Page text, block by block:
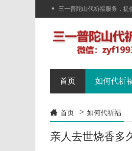
 三一普陀山代祈福服务，提
首页 如何代祈
 首页 > 如何代祈福
亲人去世烧香多